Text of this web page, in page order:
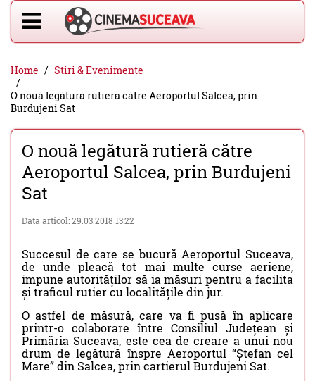
Home
Stiri & Evenimente
O nouă legătură rutieră către Aeroportul Salcea, prin
Burdujeni Sat
O nouă legătură rutieră către
Aeroportul Salcea, prin Burdujeni
Sat
Data articol: 29.03.2018 13:22
Succesul de care se bucură Aeroportul Suceava,
de unde pleacă tot mai multe curse aeriene,
impune autorităților să ia măsuri pentru a facilita
și traficul rutier cu localitățile din jur.
O astfel de măsură, care va fi pusă în aplicare
printr-o colaborare între Consiliul Județean și
Primăria Suceava, este cea de creare a unui nou
drum de legătură înspre Aeroportul “Ștefan cel
Mare” din Salcea, prin cartierul Burdujeni Sat.